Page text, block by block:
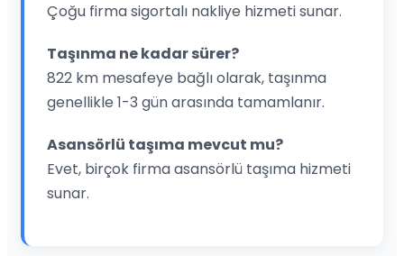
Çoğu firma sigortalı nakliye hizmeti sunar.
Taşınma ne kadar sürer?
822 km mesafeye bağlı olarak, taşınma
genellikle 1-3 gün arasında tamamlanır.
Asansörlü taşıma mevcut mu?
Evet, birçok firma asansörlü taşıma hizmeti
sunar.